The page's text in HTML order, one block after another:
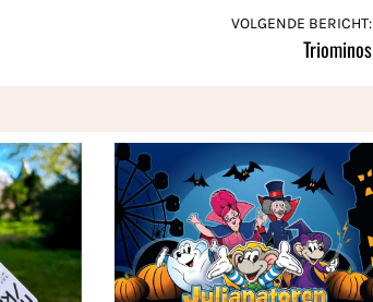
VOLGENDE BERICHT:
Triominos